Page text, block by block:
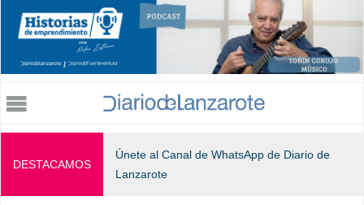
Jump to navigation
DESTACAMOS
Únete al Canal de WhatsApp de Diario de
Lanzarote